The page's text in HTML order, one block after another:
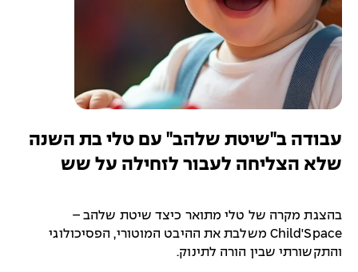
עבודה ב"שיטת שלהב" עם טלי בת השנה
שלא הצליחה לעבור לזחילה על שש
בהצגת מקרה של טלי מתואר כיצד שיטת שלהב –
Child'Space משלבת את ההיבט המוטורי, הפסיכולוגי
והתקשורתי שבין הורה לתינוק.